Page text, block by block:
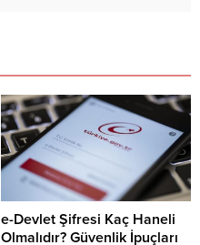
e-Devlet Şifresi Kaç Haneli
Olmalıdır? Güvenlik İpuçları